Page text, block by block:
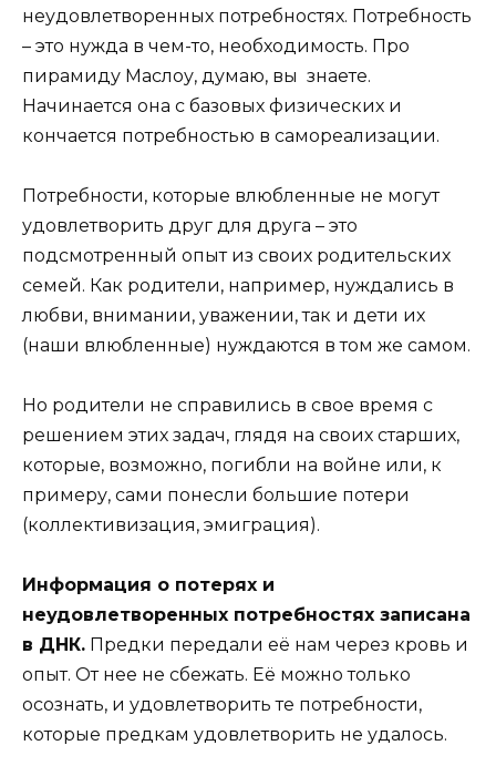
неудовлетворенных потребностях. Потребность
– это нужда в чем-то, необходимость. Про
пирамиду Маслоу, думаю, вы знаете.
Начинается она с базовых физических и
кончается потребностью в самореализации.
Потребности, которые влюбленные не могут
удовлетворить друг для друга – это
подсмотренный опыт из своих родительских
семей. Как родители, например, нуждались в
любви, внимании, уважении, так и дети их
(наши влюбленные) нуждаются в том же самом.
Но родители не справились в свое время с
решением этих задач, глядя на своих старших,
которые, возможно, погибли на войне или, к
примеру, сами понесли большие потери
(коллективизация, эмиграция).
Информация о потерях и
неудовлетворенных потребностях записана
в ДНК. Предки передали её нам через кровь и
опыт. От нее не сбежать. Её можно только
осознать, и удовлетворить те потребности,
которые предкам удовлетворить не удалось.